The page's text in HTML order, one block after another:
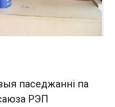
паседжанні па
РЭП